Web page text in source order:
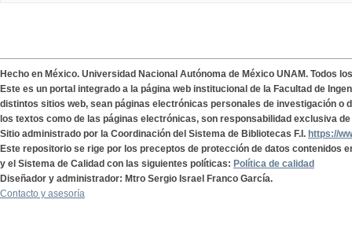
Hecho en México. Universidad Nacional Autónoma de México UNAM. Todos
Este es un portal integrado a la página web institucional de la Facultad de
distintos sitios web, sean páginas electrónicas personales de investigación o
los textos como de las páginas electrónicas, son responsabilidad exclusiva
Sitio administrado por la Coordinación del Sistema de Bibliotecas F.I. https://
Este repositorio se rige por los preceptos de protección de datos contenidos
y el Sistema de Calidad con las siguientes políticas: Política de calidad
Diseñador y administrador: Mtro Sergio Israel Franco García.
Contacto y asesoría